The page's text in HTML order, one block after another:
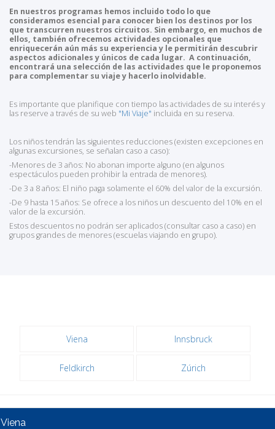
En nuestros programas hemos incluido todo lo que
consideramos esencial para conocer bien los destinos por los
que transcurren nuestros circuitos. Sin embargo, en muchos de
ellos, también ofrecemos actividades opcionales que
enriquecerán aún más su experiencia y le permitirán descubrir
aspectos adicionales y únicos de cada lugar. A continuación,
encontrará una selección de las actividades que le proponemos
para complementar su viaje y hacerlo inolvidable.
Es importante que planifique con tiempo las actividades de su interés y
las reserve a través de su web "Mi Viaje" incluida en su reserva.
Los niños tendrán las siguientes reducciones (existen excepciones en
algunas excursiones, se señalan caso a caso):
-Menores de 3 años: No abonan importe alguno (en algunos
espectáculos pueden prohibir la entrada de menores).
-De 3 a 8 años: El niño paga solamente el 60% del valor de la excursión.
-De 9 hasta 15 años: Se ofrece a los niños un descuento del 10% en el
valor de la excursión.
Estos descuentos no podrán ser aplicados (consultar caso a caso) en
grupos grandes de menores (escuelas viajando en grupo).
Viena Innsbruck
Feldkirch Zúrich
Viena